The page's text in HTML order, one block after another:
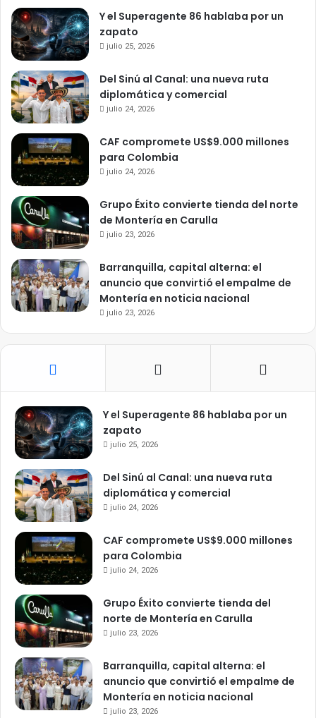
Y el Superagente 86 hablaba por un
zapato
julio 25, 2026
Del Sinú al Canal: una nueva ruta
diplomática y comercial
julio 24, 2026
CAF compromete US$9.000 millones
para Colombia
julio 24, 2026
Grupo Éxito convierte tienda del norte
de Montería en Carulla
julio 23, 2026
Barranquilla, capital alterna: el
anuncio que convirtió el empalme de
Montería en noticia nacional
julio 23, 2026
Y el Superagente 86 hablaba por un
zapato
julio 25, 2026
Del Sinú al Canal: una nueva ruta
diplomática y comercial
julio 24, 2026
CAF compromete US$9.000 millones
para Colombia
julio 24, 2026
Grupo Éxito convierte tienda del
norte de Montería en Carulla
julio 23, 2026
Barranquilla, capital alterna: el
anuncio que convirtió el empalme de
Montería en noticia nacional
julio 23, 2026